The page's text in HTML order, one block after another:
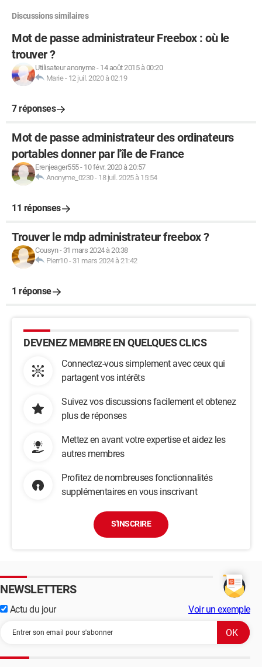
Discussions similaires
Mot de passe administrateur Freebox : où le
trouver ?
Utilisateur anonyme- 14 août 2015 à 00:20
Marie- 12 juil. 2020 à 02:19
7 réponses
Mot de passe administrateur des ordinateurs
portables donner par l'île de France
Erenjeager555- 10 févr. 2020 à 20:57
Anonyme_0230- 18 juil. 2025 à 15:54
11 réponses
Trouver le mdp administrateur freebox ?
Cousyn- 31 mars 2024 à 20:38
Pierr10- 31 mars 2024 à 21:42
1 réponse
DEVENEZ MEMBRE EN QUELQUES CLICS
Connectez-vous simplement avec ceux qui
partagent vos intérêts
Suivez vos discussions facilement et obtenez
plus de réponses
Mettez en avant votre expertise et aidez les
autres membres
Profitez de nombreuses fonctionnalités
supplémentaires en vous inscrivant
S'INSCRIRE
NEWSLETTERS
Actu du jour Voir un exemple